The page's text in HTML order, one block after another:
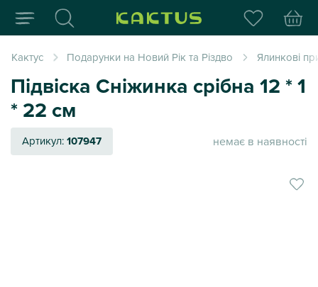
Інтернет-магазин
Кактус Подарунки на Новий Рік та Різдво Ялинкові
Підвіска Сніжинка срібна 12 * 1
* 22 см
Артикул:107947 немає в наявності